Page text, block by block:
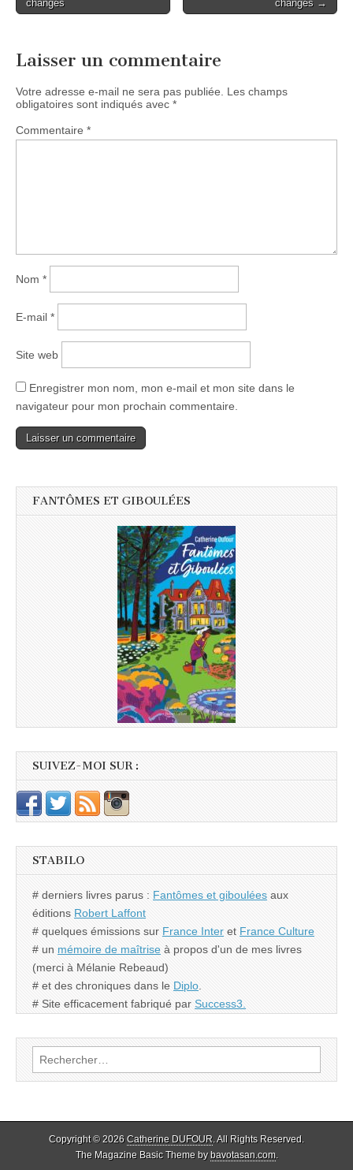
changés
changés →
Laisser un commentaire
Votre adresse e-mail ne sera pas publiée.
Les champs
obligatoires sont indiqués avec *
Commentaire *
Nom *
E-mail *
Site web
Enregistrer mon nom, mon e-mail et mon site dans le
navigateur pour mon prochain commentaire.
FANTÔMES ET GIBOULÉES
SUIVEZ-MOI SUR :
STABILO
# derniers livres parus : Fantômes et giboulées aux
éditions Robert Laffont
# quelques émissions sur France Inter et France Culture
# un mémoire de maîtrise à propos d'un de mes livres
(merci à Mélanie Rebeaud)
# et des chroniques dans le Diplo
# Site efficacement fabriqué par Success3.
Rechercher :
Copyright © 2026 Catherine DUFOUR. All Rights Reserved.
The Magazine Basic Theme bybavotasan.com.